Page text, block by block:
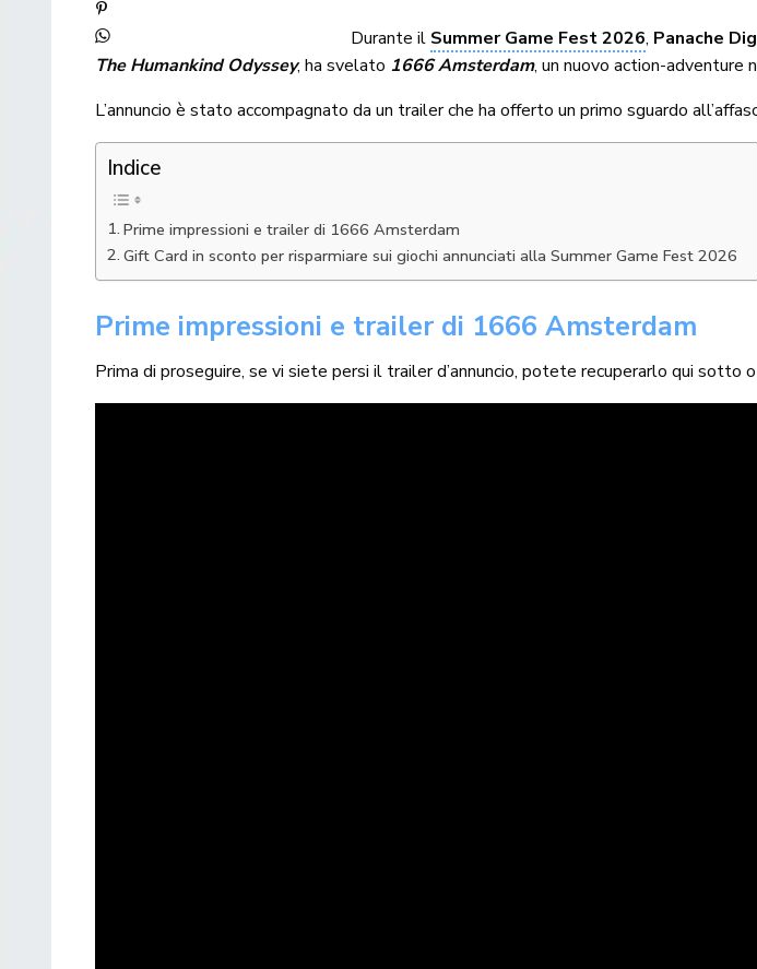
Durante il Summer Game Fest 2026, Panache
The Humankind Odyssey, ha svelato 1666 Amsterdam, un nuovo action-adventure
L’annuncio è stato accompagnato da un trailer che ha offerto un primo sguardo
Indice
Prime impressioni e trailer di 1666 Amsterdam
Gift Card in sconto per risparmiare sui giochi annunciati alla Summer Game Fest 2026
Prime impressioni e trailer di 1666 Amsterdam
Prima di proseguire, se vi siete persi il trailer d’annuncio, potete recuperarlo qui sotto